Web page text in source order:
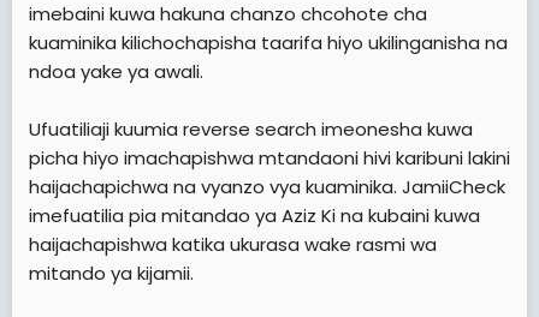
imebaini kuwa hakuna chanzo chcohote cha
kuaminika kilichochapisha taarifa hiyo ukilinganisha na
ndoa yake ya awali.
Ufuatiliaji kuumia reverse search imeonesha kuwa
picha hiyo imachapishwa mtandaoni hivi karibuni lakini
haijachapichwa na vyanzo vya kuaminika. JamiiCheck
imefuatilia pia mitandao ya Aziz Ki na kubaini kuwa
haijachapishwa katika ukurasa wake rasmi wa
mitando ya kijamii.